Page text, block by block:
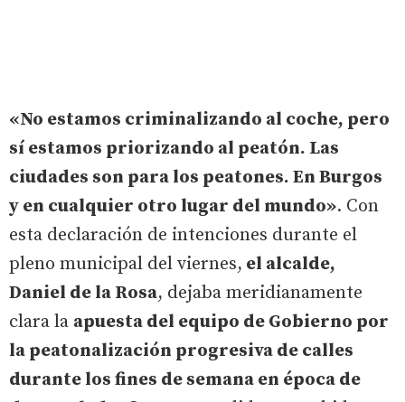
«No estamos criminalizando al coche, pero
sí estamos priorizando al peatón. Las
ciudades son para los peatones. En Burgos
y en cualquier otro lugar del mundo». Con
esta declaración de intenciones durante el
pleno municipal del viernes, el alcalde,
Daniel de la Rosa, dejaba meridianamente
clara la apuesta del equipo de Gobierno por
la peatonalización progresiva de calles
durante los fines de semana en época de